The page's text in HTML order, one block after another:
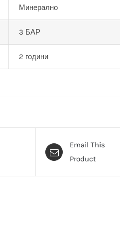
Минерално
3 БАР
2 години
Email This
Product